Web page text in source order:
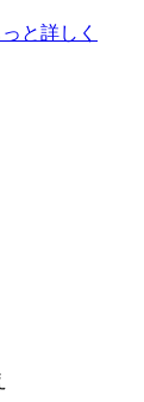
っと詳しく